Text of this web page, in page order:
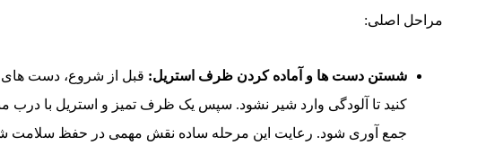
مراحل اصلی:
شستن دست ها و آماده کردن ظرف استریل: قبل از شروع، دست
کنید تا آلودگی وارد شیر نشود. سپس یک ظرف تمیز و استریل با درب
جمع آوری شود. رعایت این مرحله ساده نقش مهمی در حفظ سلامت